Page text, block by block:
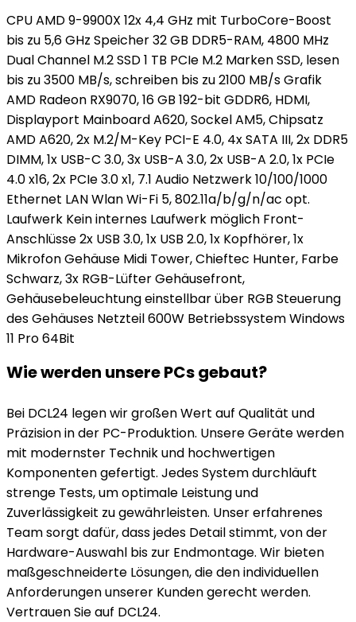
CPU AMD 9-9900X 12x 4,4 GHz mit TurboCore-Boost
bis zu 5,6 GHz Speicher 32 GB DDR5-RAM, 4800 MHz
Dual Channel M.2 SSD 1 TB PCIe M.2 Marken SSD, lesen
bis zu 3500 MB/s, schreiben bis zu 2100 MB/s Grafik
AMD Radeon RX9070, 16 GB 192-bit GDDR6, HDMI,
Displayport Mainboard A620, Sockel AM5, Chipsatz
AMD A620, 2x M.2/M-Key PCI-E 4.0, 4x SATA III, 2x DDR5
DIMM, 1x USB-C 3.0, 3x USB-A 3.0, 2x USB-A 2.0, 1x PCIe
4.0 x16, 2x PCIe 3.0 x1, 7.1 Audio Netzwerk 10/100/1000
Ethernet LAN Wlan Wi-Fi 5, 802.11a/​b/​g/​n/​ac opt.
Laufwerk Kein internes Laufwerk möglich Front-
Anschlüsse 2x USB 3.0, 1x USB 2.0, 1x Kopfhörer, 1x
Mikrofon Gehäuse Midi Tower, Chieftec Hunter, Farbe
Schwarz, 3x RGB-Lüfter Gehäusefront,
Gehäusebeleuchtung einstellbar über RGB Steuerung
des Gehäuses Netzteil 600W Betriebssystem Windows
11 Pro 64Bit
Wie werden unsere PCs gebaut?
Bei DCL24 legen wir großen Wert auf Qualität und
Präzision in der PC-Produktion. Unsere Geräte werden
mit modernster Technik und hochwertigen
Komponenten gefertigt. Jedes System durchläuft
strenge Tests, um optimale Leistung und
Zuverlässigkeit zu gewährleisten. Unser erfahrenes
Team sorgt dafür, dass jedes Detail stimmt, von der
Hardware-Auswahl bis zur Endmontage. Wir bieten
maßgeschneiderte Lösungen, die den individuellen
Anforderungen unserer Kunden gerecht werden.
Vertrauen Sie auf DCL24.